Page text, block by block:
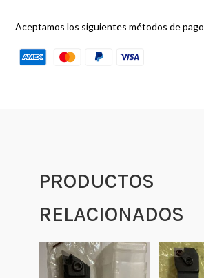
Aceptamos los siguientes métodos de pago
PRODUCTOS
RELACIONADOS